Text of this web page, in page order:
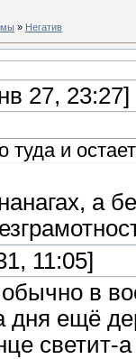
» Негатив
27, 23:27]
и
а
11:05]
обычно в
дня ещё
светит-